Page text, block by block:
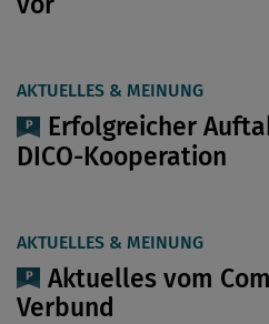
AKTUELLES & MEINUNG
Erfolgreicher
DICO-Kooperation
AKTUELLES & MEINUNG
Aktuelles vom
Verbund